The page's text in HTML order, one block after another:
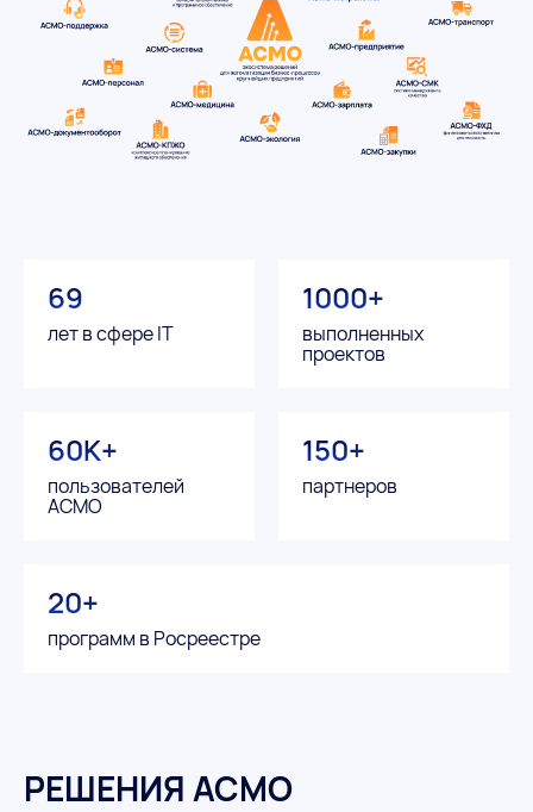
69
лет в сфере IT
1000+
выполненных
проектов
20+
программ в Росреестре
60К+
пользователей
АСМО
150+
партнеров
РЕШЕНИЯ АСМО